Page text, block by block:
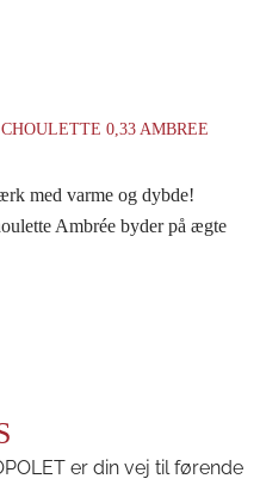
0,33 AMBREE
med varme og dybde!
Ambrée byder på ægte
er din vej til førende